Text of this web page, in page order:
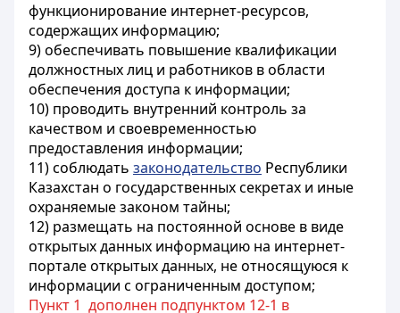
функционирование интернет-ресурсов,
содержащих информацию;
9) обеспечивать повышение квалификации
должностных лиц и работников в области
обеспечения доступа к информации;
10) проводить внутренний контроль за
качеством и своевременностью
предоставления информации;
11) соблюдать законодательство Республики
Казахстан о государственных секретах и иные
охраняемые законом тайны;
12) размещать на постоянной основе в виде
открытых данных информацию на интернет-
портале открытых данных, не относящуюся к
информации с ограниченным доступом;
Пункт 1 дополнен подпунктом 12-1 в